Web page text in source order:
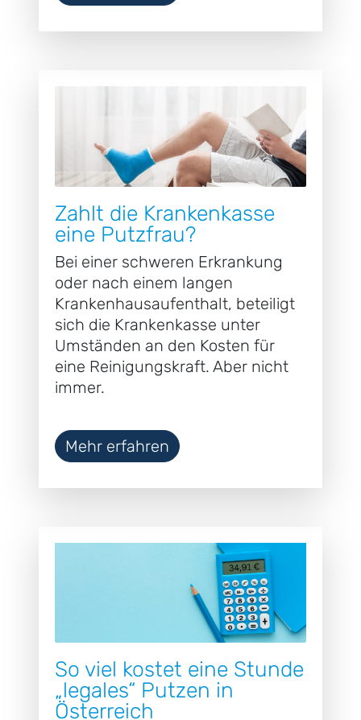
Zahlt die Krankenkasse
eine Putzfrau?
Bei einer schweren Erkrankung
oder nach einem langen
Krankenhausaufenthalt, beteiligt
sich die Krankenkasse unter
Umständen an den Kosten für
eine Reinigungskraft. Aber nicht
immer.
Mehr erfahren
So viel kostet eine Stunde
„legales“ Putzen in
Österreich